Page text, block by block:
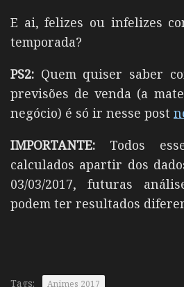
E ai, felizes ou infelizes
temporada?
PS2: Quem quiser saber
previsões de venda (a
negócio) é só ir nesse post
IMPORTANTE: Todos
calculados apartir dos
03/03/2017, futuras
podem ter resultados
Tags: Animes 2017